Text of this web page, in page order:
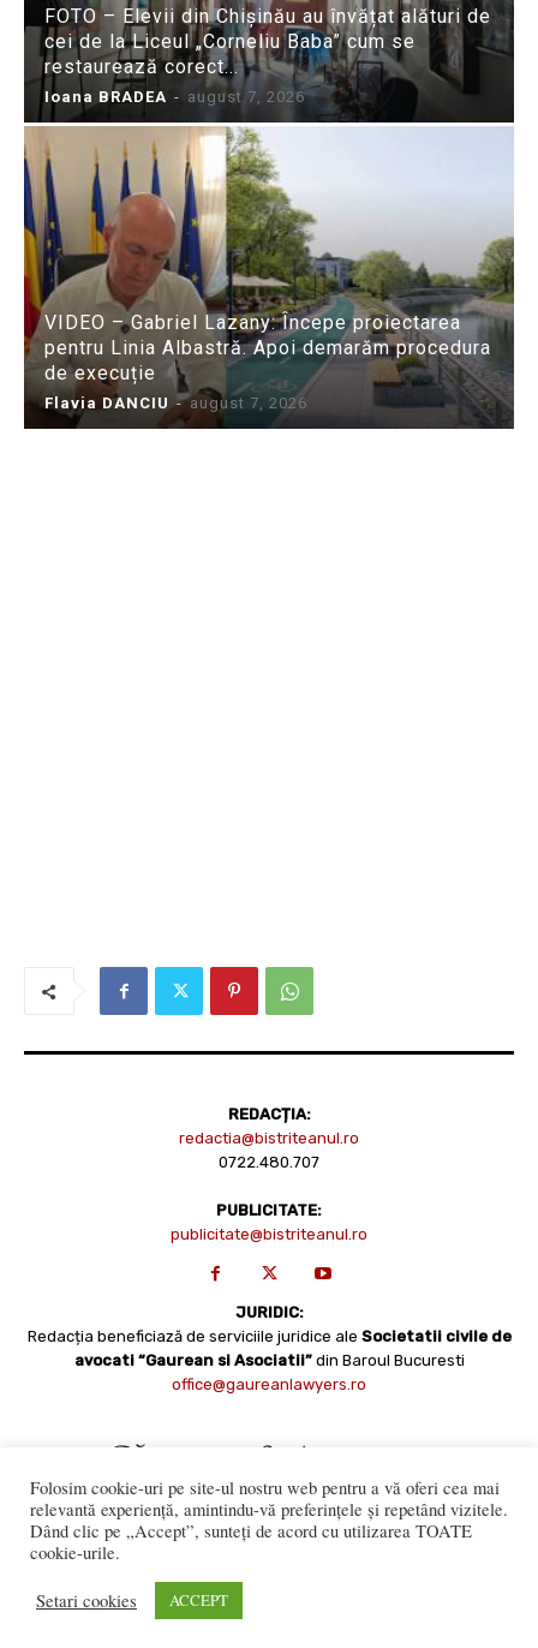
FOTO – Elevii din Chișinău au învățat alături de
cei de la Liceul „Corneliu Baba” cum se
restaurează corect...
Ioana BRADEA - august 7, 2026
VIDEO – Gabriel Lazany: Începe proiectarea
pentru Linia Albastră. Apoi demarăm procedura
de execuție
Flavia DANCIU - august 7, 2026
REDACȚIA:
redactia@bistriteanul.ro
0722.480.707
PUBLICITATE:
publicitate@bistriteanul.ro
JURIDIC:
Redacția beneficiază de serviciile juridice ale Societatii civile de
avocati “Gaurean si Asociatii” din Baroul Bucuresti
office@gaureanlawyers.ro
numai cu acordul expres al Bistriteanul.Ro. © Copyright 2008 -
Folosim cookie-uri pe site-ul nostru web pentru a vă oferi cea mai
relevantă experiență, amintindu-vă preferințele și repetând vizitele.
Dând clic pe „Accept”, sunteți de acord cu utilizarea TOATE
cookie-urile.
Setari cookies ACCEPT